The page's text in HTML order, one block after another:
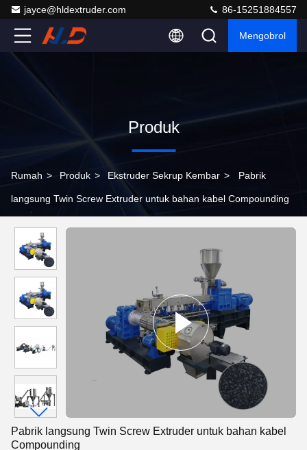
jayce@hldextruder.com 86-15251884557
Mengobrol
Produk
Rumah > Produk > Ekstruder Sekrup Kembar > Pabrik
langsung Twin Screw Extruder untuk bahan kabel Compounding
Pabrik langsung Twin Screw Extruder untuk bahan kabel
Compounding